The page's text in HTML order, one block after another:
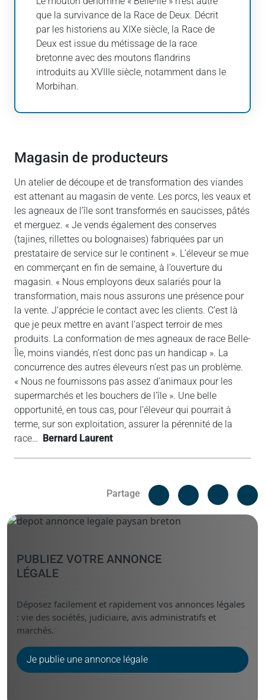
que la survivance de la Race de Deux. Décrit
par les historiens au XIXe siècle, la Race de
Deux est issue du métissage de la race
bretonne avec des moutons flandrins
introduits au XVIIIe siècle, notamment dans le
Morbihan.
Magasin de producteurs
Un atelier de découpe et de transformation des viandes
est attenant au magasin de vente. Les porcs, les veaux et
les agneaux de l’île sont transformés en saucisses, pâtés
et merguez. « Je vends également des conserves
(tajines, rillettes ou bolognaises) fabriquées par un
prestataire de service sur le continent ». L’éleveur se mue
en commerçant en fin de semaine, à l’ouverture du
magasin. « Nous employons deux salariés pour la
transformation, mais nous assurons une présence pour
la vente. J’apprécie le contact avec les clients. C’est là
que je peux mettre en avant l’aspect terroir de mes
produits. La conformation de mes agneaux de race Belle-
Île, moins viandés, n’est donc pas un handicap ». La
concurrence des autres éleveurs n’est pas un problème.
« Nous ne fournissons pas assez d’animaux pour les
supermarchés et les bouchers de l’île ». Une belle
opportunité, en tous cas, pour l’éleveur qui pourrait à
terme, sur son exploitation, assurer la pérennité de la
race… Bernard Laurent
Partage
Facebook
Linked
PUBLIEZ VOTRE ANNONCE
LÉGALE
Déposez facilement et rapidement vos annonces légales
: vie des sociétés, judiciaire, avis administratifs et
marchés.
Je publie une annonce légale